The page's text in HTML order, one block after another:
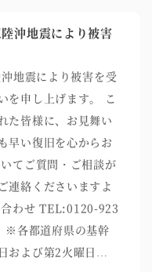
沖地震により被害
地震により被害を受
を申し上げます。 こ
た皆様に、お見舞い
早い復旧を心からお
てご質問・ご相談が
連絡くださいますよ
合わせ TEL:0120-923
※各都道府県の基幹
および第2火曜日…